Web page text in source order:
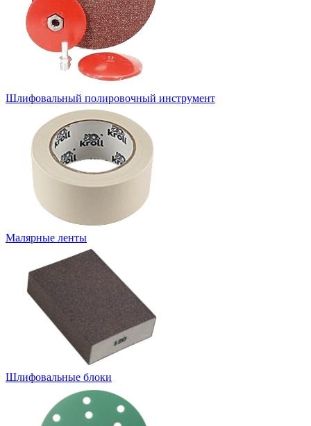
Шлифовальный полировочный инструмент
Малярные ленты
Шлифовальные блоки